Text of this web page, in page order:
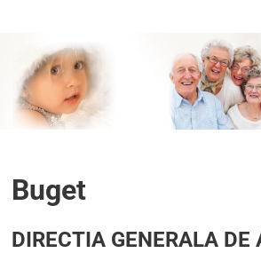
Buget
DIRECTIA GENERALA DE